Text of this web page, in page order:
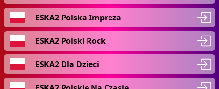
ESKA2 Polska Impreza
ESKA2 Polski Rock
ESKA2 Dla Dzieci